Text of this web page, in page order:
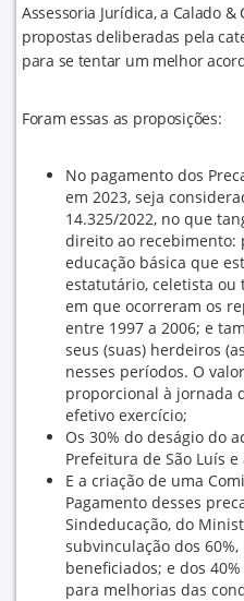
Assessoria Jurídica, a Calado
propostas deliberadas pela
para se tentar um melhor
Foram essas as proposições:
No pagamento dos
em 2023, seja
14.325/2022, no que
direito ao recebimento:
educação básica que
estatutário, celetista
em que ocorreram os
entre 1997 a 2006; e
seus (suas) herdeiros
nesses períodos. O
proporcional à jornada
efetivo exercício;
Os 30% do deságio do
Prefeitura de São Luís
E a criação de uma
Pagamento desses
Sindeducação, do
subvinculação dos
beneficiados; e dos
para melhorias das